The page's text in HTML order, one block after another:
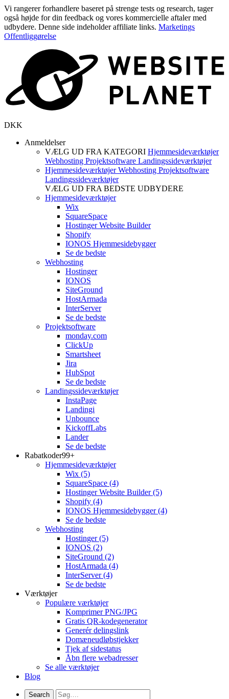
Vi rangerer forhandlere baseret på strenge tests og research, tager
også højde for din feedback og vores kommercielle aftaler med
udbydere. Denne side indeholder affiliate links. Marketings
Offentliggørelse
DKK
Anmeldelser
VÆLG UD FRA KATEGORI Hjemmesideværktøjer
Webhosting Projektsoftware Landingssideværktøjer
HjemmesideværktøjerWebhosting Projektsoftware
Landingssideværktøjer
VÆLG UD FRA BEDSTE UDBYDERE
Hjemmesideværktøjer
Wix
SquareSpace
Hostinger Website Builder
Shopify
IONOS Hjemmesidebygger
Se de bedste
Webhosting
Hostinger
IONOS
SiteGround
HostArmada
InterServer
Se de bedste
Projektsoftware
monday.com
ClickUp
Smartsheet
Jira
HubSpot
Se de bedste
Landingssideværktøjer
InstaPage
Landingi
Unbounce
KickoffLabs
Lander
Se de bedste
Rabatkoder99+
Hjemmesideværktøjer
Wix (5)
SquareSpace (4)
Hostinger Website Builder(5)
Shopify (4)
IONOS Hjemmesidebygger(4)
Se de bedste
Webhosting
Hostinger(5)
IONOS (2)
SiteGround (2)
HostArmada (4)
InterServer(4)
Se de bedste
Værktøjer
Populære værktøjer
Komprimer PNG/JPG
Gratis QR-kodegenerator
Generér delingslink
Domæneudløbstjekker
Tjek af sidestatus
Åbn flere webadresser
Se alle værktøjer
Blog